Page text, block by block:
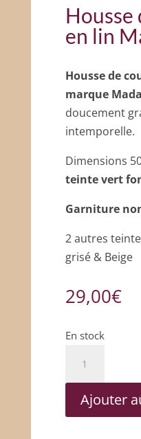
Housse
en lin
Housse de
marque
doucement
intemporelle.
Dimensions
teinte vert
Garniture
2 autres
grisé & Beige
29,00€
En stock
Ajouter